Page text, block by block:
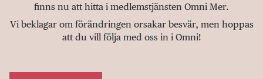
finns nu att hitta i medlemstjänsten Omni Mer.
Vi beklagar om förändringen orsakar besvär, men hoppas
att du vill följa med oss in i Omni!